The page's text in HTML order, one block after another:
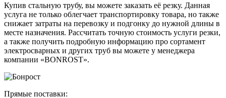
Купив стальную трубу, вы можете заказать её резку. Данная
услуга не только облегчает транспортировку товара, но также
снижает затраты на перевозку и подгонку до нужной длины в
месте назначения. Рассчитать точную стоимость услуги резки,
а также получить подробную информацию про сортамент
электросварных и других труб вы можете у менеджера
компании «BONROST».
Прямые поставки: